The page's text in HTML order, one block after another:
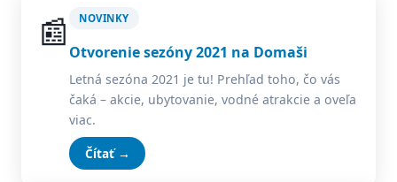
📰 NOVINKY
Otvorenie sezóny 2021 na Domaši
Letná sezóna 2021 je tu! Prehľad toho, čo vás
čaká – akcie, ubytovanie, vodné atrakcie a oveľa
viac.
Čítať →